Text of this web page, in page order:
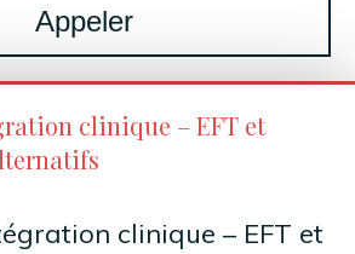
Appeler
clinique – EFT et
clinique – EFT et